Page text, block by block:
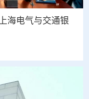
海电气与交通银